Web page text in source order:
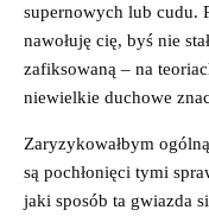
supernowych lub cudu.
nawołuję cię, byś nie
zafiksowaną – na
niewielkie duchowe
Zaryzykowałbym
są pochłonięci tymi
jaki sposób ta gwiazda